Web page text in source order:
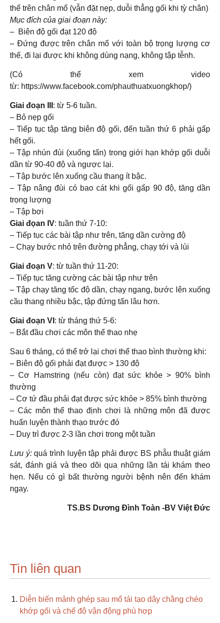
thể trên chân mổ (vẫn đặt nẹp, duỗi thẳng gối khi tỳ chân)
Mục đích của giai đoạn này:
– Biên độ gối đạt 120 độ
– Đứng được trên chân mổ với toàn bộ trọng lượng cơ
thế, đi lại được khi không dùng nạng, không tập tễnh.
(Có thể xem video
từ: https://www.facebook.com/phauthuatxuongkhop/)
Giai đoạn III : từ 5-6 tuần.
– Bỏ nẹp gối
– Tiếp tục tập tăng biên độ gối, đến tuần thứ 6 phải gấp
hết gối.
– Tập nhún đùi (xuống tấn) trong giới hạn khớp gối duỗi
dần từ 90-40 độ và ngược lại.
– Tập bước lên xuống cầu thang ít bậc.
– Tập nâng đùi có bao cát khi gối gấp 90 độ, tăng dần
trọng lượng
– Tập bơi
Giai đọan IV: tuần thứ 7-10:
– Tiếp tục các bài tập như trên, tăng dần cường độ
– Chạy bước nhỏ trên đường phẳng, chạy tới và lùi
Giai đoạn V: từ tuần thứ 11-20:
– Tiếp tục tăng cường các bài tập như trên
– Tập chạy tăng tốc độ dần, chạy ngang, bước lên xuống
cầu thang nhiều bậc, tập đứng tấn lâu hơn.
Giai đoạn VI : từ tháng thứ 5-6:
– Bắt đầu chơi các môn thể thao nhẹ
Sau 6 tháng, có thể trở lại chơi thể thao bình thường khi:
– Biên độ gối phải đạt được > 130 độ
– Cơ Hamstring (nếu còn) đạt sức khỏe > 90% bình
thường
– Cơ tứ đầu phải đạt được sức khỏe > 85% bình thường
– Các môn thể thao định chơi là những môn đã được
huấn luyện thành thạo trước đó
– Duy trì được 2-3 lần chơi trong một tuần
Lưu ý:quá trình luyện tập phải được BS phẫu thuật giám
sát, đánh giá và theo dõi qua những lần tái khám theo
hẹn. Nếu có gì bất thường người bệnh nên đến khám
ngay.
TS.BS Dương Đình Toàn -BV Việt Đức
Tin liên quan
Diễn biến mảnh ghép sau mổ tái tạo dây chằng chéo
khớp gối và chế độ vận động phù hợp